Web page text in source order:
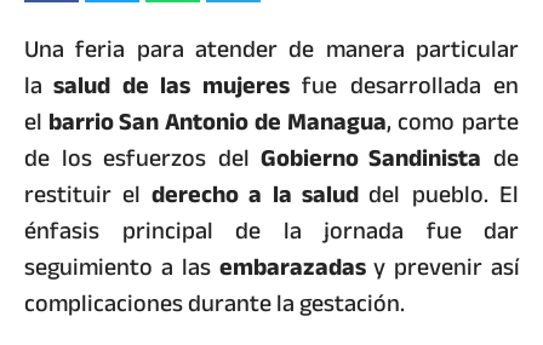
Una feria para atender de manera particular
la salud de las mujeresfue desarrollada en
elbarrio San Antonio de Managua, como parte
de los esfuerzos del Gobierno Sandinista de
restituir el derecho a la saluddel pueblo. El
énfasis principal de la jornada fue dar
seguimiento a lasembarazadasy prevenir así
complicaciones durante la gestación.